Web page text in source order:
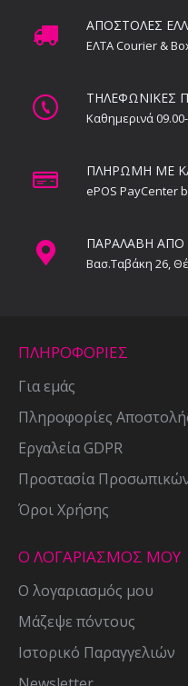
ΑΠΟΣΤΟΛΕΣ
ΕΛΤΑ Courier &
ΤΗΛΕΦΩΝΙΚΕΣ
Καθημερινά
ΠΛΗΡΩΜΗ ΜΕ
ePOS PayCenter
ΠΑΡΑΛΑΒΗ
Βασ.Ταβάκη 26,
ΠΛΗΡΟΦΟΡΙΕΣ
Για εμάς
Πληροφορίες
Εργαλεία GDPR
Προστασία
Όροι Χρήσης
Ο ΛΟΓΑΡΙΑΣΜΟΣ ΜΟΥ
Ο λογαριασμός μου
Μάζεψε πόντους
Ιστορικό Παραγγελιών